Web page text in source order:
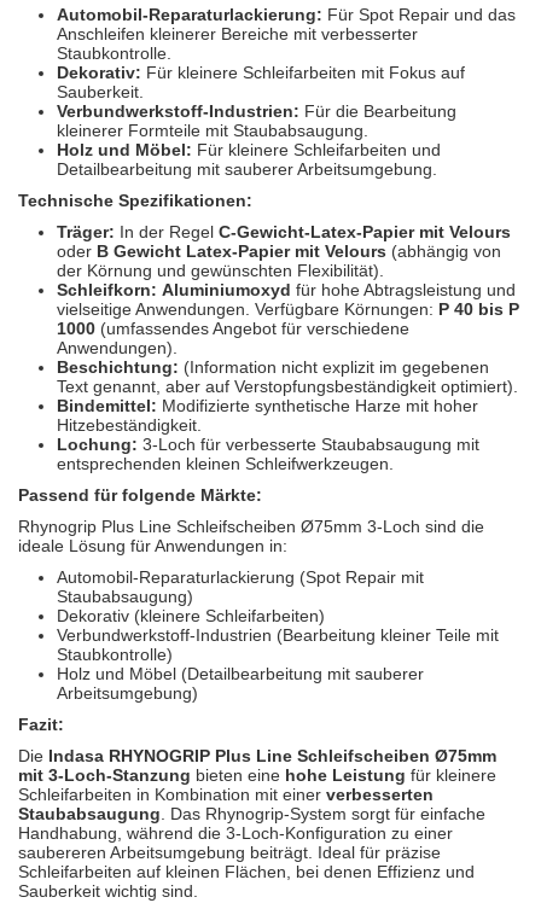
Automobil-Reparaturlackierung: Für Spot Repair und das
Anschleifen kleinerer Bereiche mit verbesserter
Staubkontrolle.
Dekorativ: Für kleinere Schleifarbeiten mit Fokus auf
Sauberkeit.
Verbundwerkstoff-Industrien: Für die Bearbeitung
kleinerer Formteile mit Staubabsaugung.
Holz und Möbel: Für kleinere Schleifarbeiten und
Detailbearbeitung mit sauberer Arbeitsumgebung.
Technische Spezifikationen:
Träger: In der Regel C-Gewicht-Latex-Papier mit Velours
oder B Gewicht Latex-Papier mit Velours (abhängig von
der Körnung und gewünschten Flexibilität).
Schleifkorn: Aluminiumoxyd für hohe Abtragsleistung und
vielseitige Anwendungen. Verfügbare Körnungen: P 40 bis P
1000 (umfassendes Angebot für verschiedene
Anwendungen).
Beschichtung: (Information nicht explizit im gegebenen
Text genannt, aber auf Verstopfungsbeständigkeit optimiert).
Bindemittel: Modifizierte synthetische Harze mit hoher
Hitzebeständigkeit.
Lochung: 3-Loch für verbesserte Staubabsaugung mit
entsprechenden kleinen Schleifwerkzeugen.
Passend für folgende Märkte:
Rhynogrip Plus Line Schleifscheiben Ø75mm 3-Loch sind die
ideale Lösung für Anwendungen in:
Automobil-Reparaturlackierung (Spot Repair mit
Staubabsaugung)
Dekorativ (kleinere Schleifarbeiten)
Verbundwerkstoff-Industrien (Bearbeitung kleiner Teile mit
Staubkontrolle)
Holz und Möbel (Detailbearbeitung mit sauberer
Arbeitsumgebung)
Fazit:
Die Indasa RHYNOGRIP Plus Line Schleifscheiben Ø75mm
mit 3-Loch-Stanzung bieten eine hohe Leistung für kleinere
Schleifarbeiten in Kombination mit einer verbesserten
Staubabsaugung . Das Rhynogrip-System sorgt für einfache
Handhabung, während die 3-Loch-Konfiguration zu einer
saubereren Arbeitsumgebung beiträgt. Ideal für präzise
Schleifarbeiten auf kleinen Flächen, bei denen Effizienz und
Sauberkeit wichtig sind.